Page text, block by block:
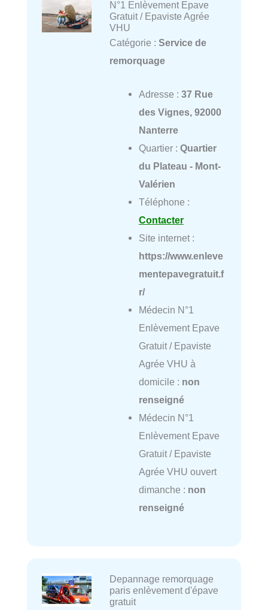
N°1 Enlèvement Epave
Gratuit / Epaviste Agrée
VHU
Catégorie : Service de
remorquage
Adresse : 37 Rue
des Vignes, 92000
Nanterre
Quartier : Quartier
du Plateau - Mont-
Valérien
Téléphone :
Contacter
Site internet :
https://www.enleve
mentepavegratuit.f
r/
Médecin N°1
Enlèvement Epave
Gratuit / Epaviste
Agrée VHU à
domicile : non
renseigné
Médecin N°1
Enlèvement Epave
Gratuit / Epaviste
Agrée VHU ouvert
dimanche : non
renseigné
Depannage remorquage
paris enlèvement d'épave
gratuit